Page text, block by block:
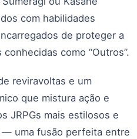
com habilidades
de proteger a
como “Outros”.
reviravoltas e um
que mistura ação e
JRPGs mais estilosos e
— uma fusão perfeita entre